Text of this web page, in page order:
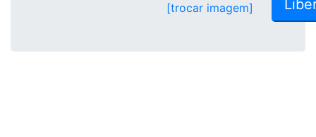
[trocar imagem]